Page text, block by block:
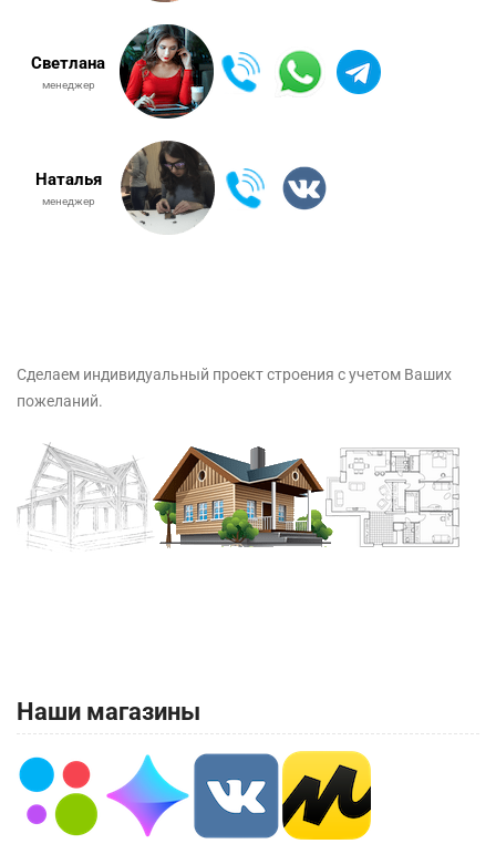
Светлана
менеджер
Наталья
менеджер
Сделаем индивидуальный проект строения с учетом Ваших
пожеланий.
Наши магазины